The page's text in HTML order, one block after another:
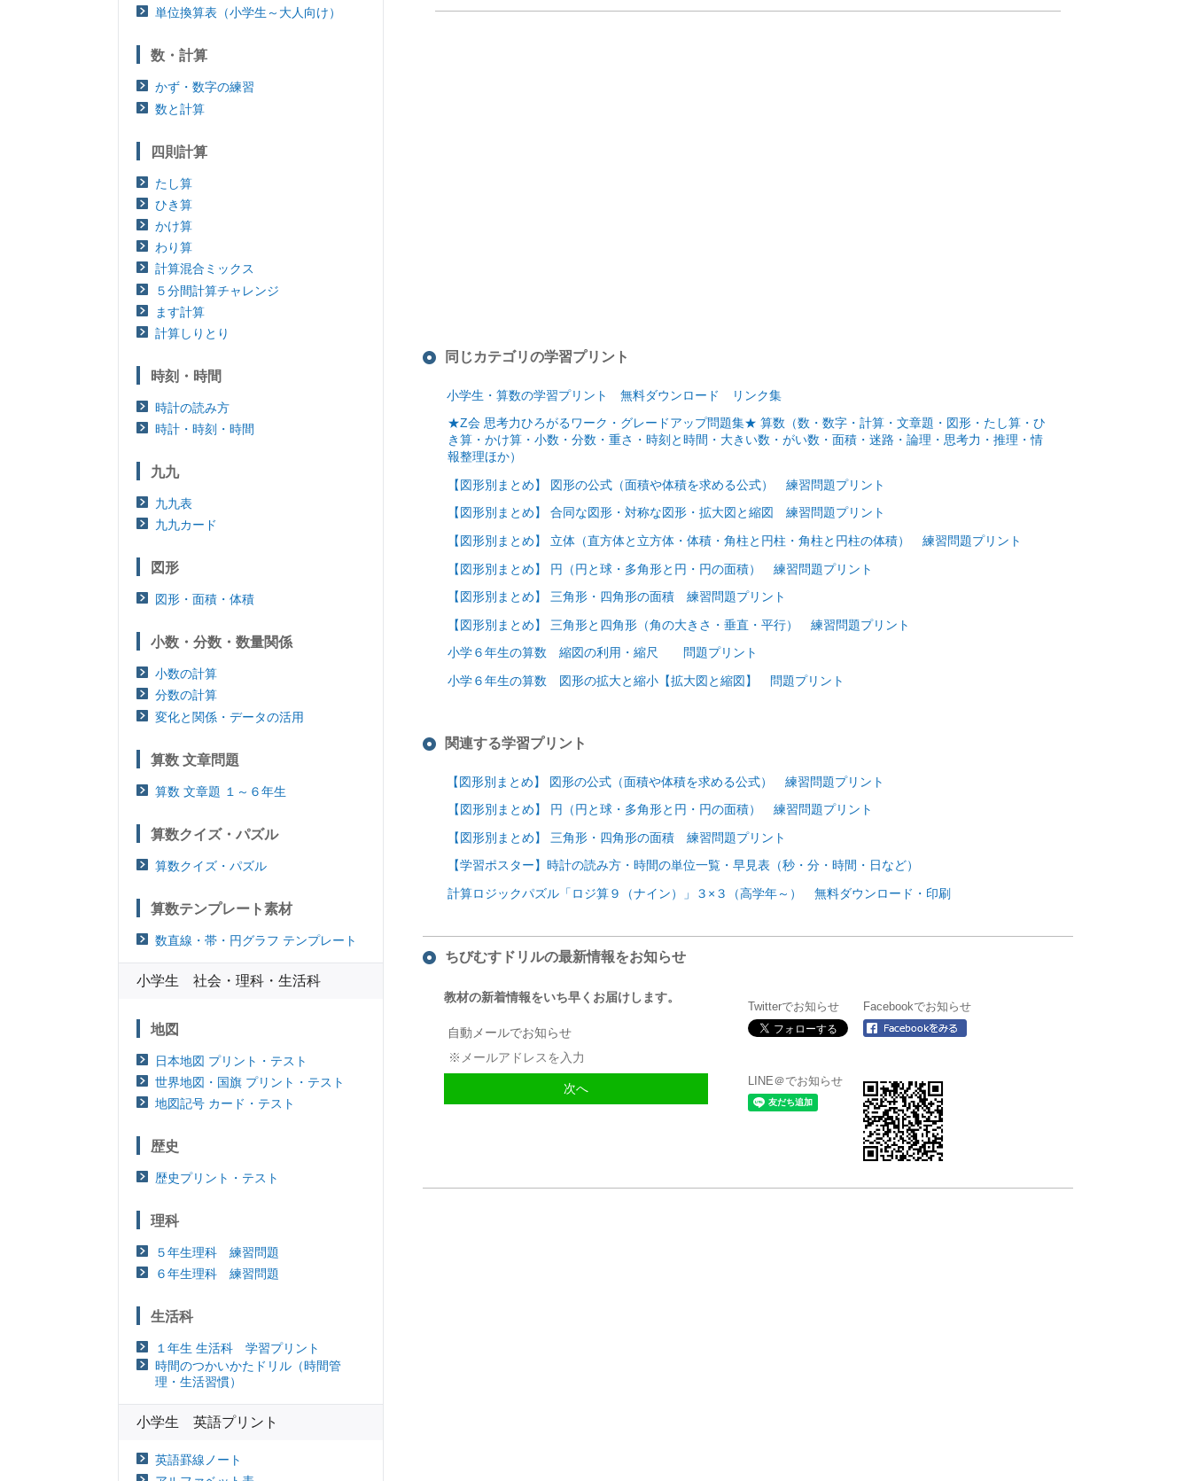
同じカテゴリの学習プリント
小学生・算数の学習プリント 無料ダウンロード リンク集
★Z会 思考力ひろがるワーク・グレードアップ問題集★ 算数（数・数字・計算・文章題・図形・たし算・ひ
き算・かけ算・小数・分数・重さ・時刻と時間・大きい数・がい数・面積・迷路・論理・思考力・推理・情
報整理ほか）
【図形別まとめ】 図形の公式（面積や体積を求める公式） 練習問題プリント
【図形別まとめ】 合同な図形・対称な図形・拡大図と縮図 練習問題プリント
【図形別まとめ】 立体（直方体と立方体・体積・角柱と円柱・角柱と円柱の体積） 練習問題プリント
【図形別まとめ】 円（円と球・多角形と円・円の面積） 練習問題プリント
【図形別まとめ】 三角形・四角形の面積 練習問題プリント
【図形別まとめ】 三角形と四角形（角の大きさ・垂直・平行） 練習問題プリント
小学６年生の算数 縮図の利用・縮尺 問題プリント
小学６年生の算数 図形の拡大と縮小【拡大図と縮図】 問題プリント
関連する学習プリント
【図形別まとめ】 図形の公式（面積や体積を求める公式） 練習問題プリント
【図形別まとめ】 円（円と球・多角形と円・円の面積） 練習問題プリント
【図形別まとめ】 三角形・四角形の面積 練習問題プリント
【学習ポスター】時計の読み方・時間の単位一覧・早見表（秒・分・時間・日など）
計算ロジックパズル「ロジ算９（ナイン）」３×３（高学年～） 無料ダウンロード・印刷
ちびむすドリルの最新情報をお知らせ
教材の新着情報をいち早くお届けします。
自動メールでお知らせ
Twitterでお知らせ Facebookでお知らせ
LINE＠でお知らせ
単位換算表（小学生～大人向け）
数・計算
かず・数字の練習
数と計算
四則計算
たし算
ひき算
かけ算
わり算
計算混合ミックス
５分間計算チャレンジ
ます計算
計算しりとり
時刻・時間
時計の読み方
時計・時刻・時間
九九
九九表
九九カード
図形
図形・面積・体積
小数・分数・数量関係
小数の計算
分数の計算
変化と関係・データの活用
算数 文章問題
算数 文章題 １～６年生
算数クイズ・パズル
算数クイズ・パズル
算数テンプレート素材
数直線・帯・円グラフ テンプレート
小学生 社会・理科・生活科
地図
日本地図 プリント・テスト
世界地図・国旗 プリント・テスト
地図記号 カード・テスト
歴史
歴史プリント・テスト
理科
５年生理科 練習問題
６年生理科 練習問題
生活科
１年生 生活科 学習プリント
時間のつかいかたドリル（時間管
理・生活習慣）
小学生 英語プリント
英語罫線ノート